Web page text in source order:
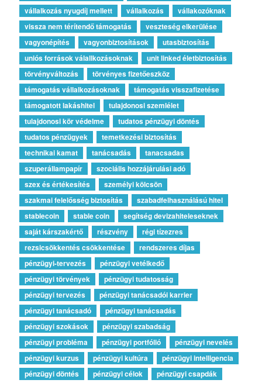
vállalkozás nyugdíj mellett vállalkozás
vállakozóknak
vissza nem térítendő támogatás
veszteség elkerülése
vagyonépítés
vagyonbiztosítások
utasbiztosítás
uniós források válallkozásoknak
unit linked életbiztosítás
törvényváltozás
törvényes fizetőeszköz
támogatás vállalkozásoknak
támogatás visszafizetése
támogatott lakáshitel
tulajdonosi szemlélet
tulajdonosi kör védelme
tudatos pénzügyi döntés
tudatos pénzügyek
temetkezési biztosítás
technikai kamat
tanácsadás
tanacsadas
szuperállampapír
szociális hozzájárulási adó
szex és értékesítés
személyi kölcsön
szakmai felelősség biztosítás
szabadfelhasználású hitel
stablecoin
stable coin
segítség devizahiteleseknek
saját kárszakértő
részvény
régi tízezres
rezsicsökkentés csökkentése
rendszeres díjas
pénzügyi-tervezés
pénzügyi vetélkedő
pénzügyi törvények
pénzügyi tudatosság
pénzügyi tervezés
pénzügyi tanácsadói karrier
pénzügyi tanácsadó
pénzügyi tanácsadás
pénzügyi szokások
pénzügyi szabadság
pénzügyi probléma
pénzügyi portfólió
pénzügyi nevelés
pénzügyi kurzus
pénzügyi kultúra
pénzügyi intelligencia
pénzügyi döntés
pénzügyi célok
pénzügyi csapdák